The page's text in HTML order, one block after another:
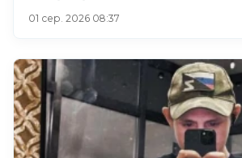
01 сер. 2026 08:37